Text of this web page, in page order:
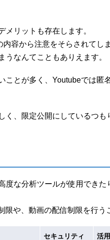
リットも存在します。
容から注意をそらされてし
なんてこともありえます。
とが多く、Youtubeでは匿
く、限定公開にしているつ
な分析ツールが使用でき
や、動画の配信制限を行う
セキュリティ 活